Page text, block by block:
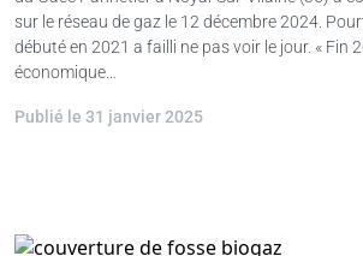
sur le réseau de gaz le 12 décembre 2024.
débuté en 2021 a failli ne pas voir le jour. « Fin
économique…
Publié le 31 janvier 2025